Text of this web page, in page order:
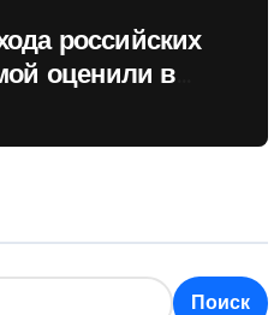
российских
оценили в
Поиск